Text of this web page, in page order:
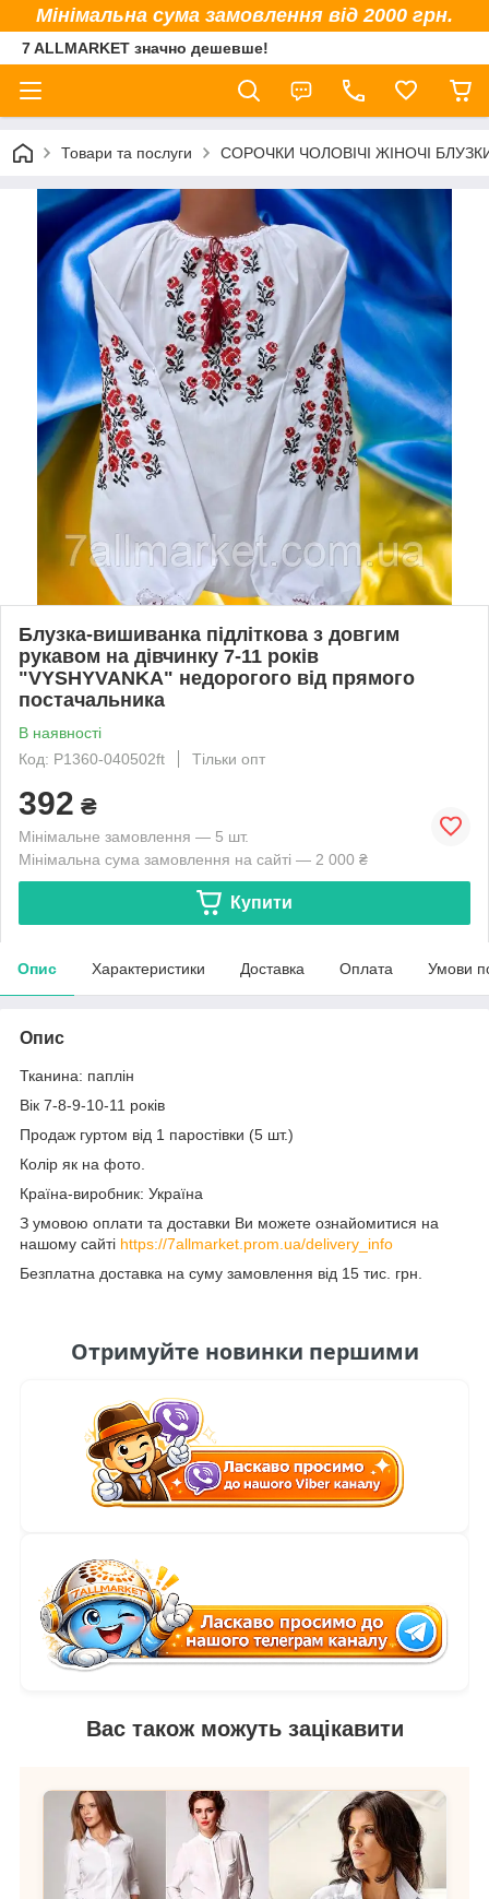
Мінімальна сума замовлення від 2000 грн.
7 ALLMARKET значно дешевше!
Товари та послуги СОРОЧКИ ЧОЛОВІЧІ ЖІНОЧІ
Блузка-вишиванка підліткова з довгим
рукавом на дівчинку 7-11 років
"VYSHYVANKA" недорогого від прямого
постачальника
В наявності
Код: P1360-040502ft
Тільки опт
392 ₴
Мінімальне замовлення — 5 шт.
Мінімальна сума замовлення на сайті — 2 000 ₴
Купити
Опис Характеристики Доставка Оплата Умови
Опис
Тканина: паплін
Вік 7-8-9-10-11 років
Продаж гуртом від 1 паростівки (5 шт.)
Колір як на фото.
Країна-виробник: Україна
З умовою оплати та доставки Ви можете ознайомитися на
нашому сайті https://7allmarket.prom.ua/delivery_info
Безплатна доставка на суму замовлення від 15 тис. грн.
Отримуйте новинки першими
Вас також можуть зацікавити